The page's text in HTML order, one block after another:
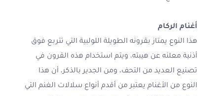
أغنام الركام
هذا النوع يمتاز بقرونه الطويلة اللولبية التي تتربع فوق
أذنية معلنه عن هيبته، ويتم استخدام هذه القرون في
تصنيع العديد من التحف، ومن الجدير بالذكر، أن هذا
النوع من الأغنام يعتبر من أقدم أنواع سلالات الغنم التي